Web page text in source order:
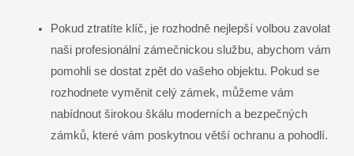
Pokud ztratíte klíč,‍ je rozhodně nejlepší ​volbou zavolat​
naši profesionální zámečnickou službu, abychom vám
pomohli se dostat zpět do vašeho objektu. Pokud se
rozhodnete vyměnit⁤ celý ‍zámek,‍ můžeme vám
nabídnout širokou škálu ⁤moderních a bezpečných⁢
zámků, které vám poskytnou ⁢větší ochranu ‌a pohodlí.